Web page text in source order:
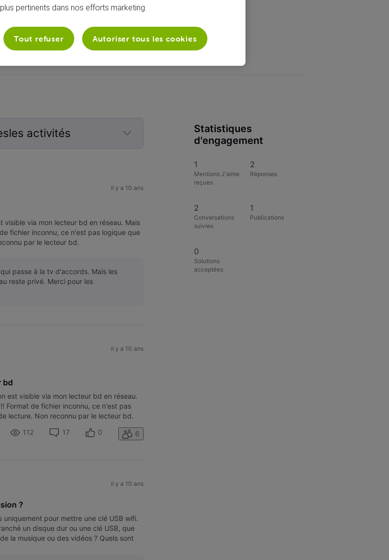
Aucune bio ajoutée
activités
il y a 10 ans
visible via mon lecteur bd en réseau. Mais
fichier inconnu, ce n'est pas logique que
par le lecteur bd.
passe à la tv d'accords. Mais les
reste privé. Merci pour les
il y a 10 ans
bd
est visible via mon lecteur bd en réseau.
Format de fichier inconnu, ce n'est pas
lecture. Non reconnu par le lecteur bd.
112
17 0 6
il y a 10 ans
?
uniquement pour mettre une clé USB wifi.
un disque dur ou une clé USB, que
la musique ou des vidéos ? Quels sont
Statistiques
d'engagement
1
Mentions J'aime
reçues
2
Réponses
2
Conversations
suivies
1
Publications
0
Solutions
acceptées
pertinents dans nos efforts marketing.
Tout refuser Autoriser tous les cookies